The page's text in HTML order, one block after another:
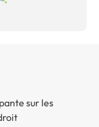
sur les